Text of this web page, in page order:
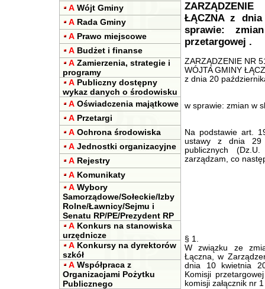
A Wójt Gminy
A Rada Gminy
A Prawo miejscowe
A Budżet i finanse
A Zamierzenia, strategie i
programy
A Publiczny dostępny
wykaz danych o środowisku
A Oświadczenia majątkowe
A Przetargi
A Ochrona środowiska
A Jednostki organizacyjne
A Rejestry
A Komunikaty
A Wybory
Samorządowe/Sołeckie/Izby
Rolne/Ławnicy/Sejmu i
Senatu RP/PE/Prezydent RP
A Konkurs na stanowiska
urzędnicze
A Konkursy na dyrektorów
szkół
A Współpraca z
Organizacjami Pożytku
Publicznego
ŁĄCZNA z
sprawie:
przetargowej .
ZARZĄDZENIE NR
WÓJTA GMINY
z dnia 20
w sprawie: zmian w
Na podstawie art.
ustawy z dnia 29
publicznych
zarządzam, co
§ 1.
W związku ze
Łączna, w
dnia 10 kwietnia
Komisji
komisji załącznik nr